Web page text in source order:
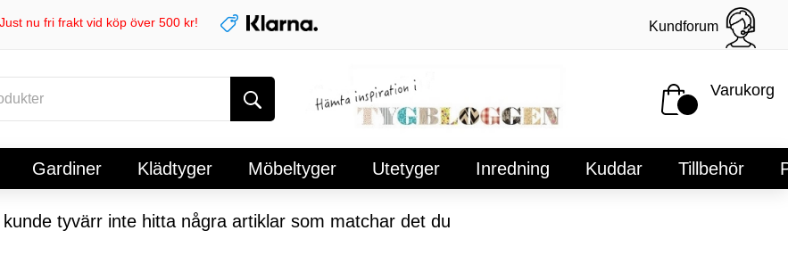
Just nu fri frakt vid köp över 500 kr! Kundforum
Varukorg
Gardiner Klädtyger Möbeltyger Utetyger Inredning Kuddar Tillbehör
tyvärr inte hitta några artiklar som matchar det du